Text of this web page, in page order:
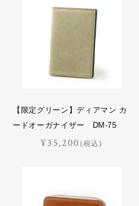
【限定グリーン】ディアマン カ
ードオーガナイザー DM-75
¥35,200(税込)